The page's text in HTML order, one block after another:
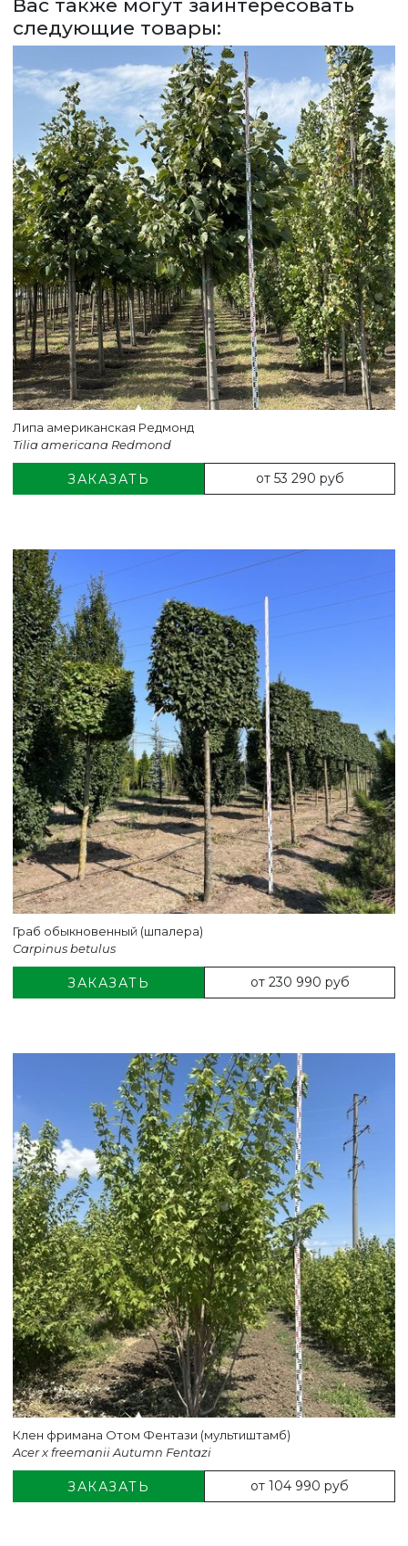
ВЕРНУТСЯ НА ГЛАВНЫЙ САЙТ
Вас также могут заинтересовать
следующие товары:
Липа американская Редмонд
Tilia americana Redmond
ЗАКАЗАТЬ от 53 290 руб
Граб обыкновенный (шпалера)
Carpinus betulus
ЗАКАЗАТЬ от 230 990 руб
Клен фримана Отом Фентази (мультиштамб)
Acer x freemanii Autumn Fentazi
ЗАКАЗАТЬ от 104 990 руб